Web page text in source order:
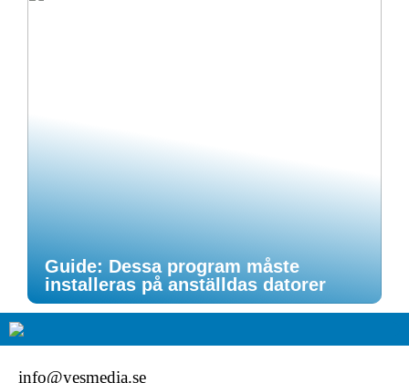
Guide: Dessa program måste
installeras på anställdas datorer
info@yesmedia.se